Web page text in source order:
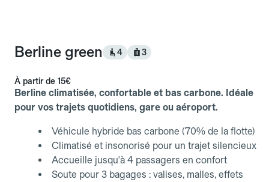
Berline green 4 3
À partir de 15€
Berline climatisée, confortable et bas carbone. Idéale
pour vos trajets quotidiens, gare ou aéroport.
Véhicule hybride bas carbone (70% de la flotte)
Climatisé et insonorisé pour un trajet silencieux
Accueille jusqu'à 4 passagers en confort
Soute pour 3 bagages : valises, malles, effets